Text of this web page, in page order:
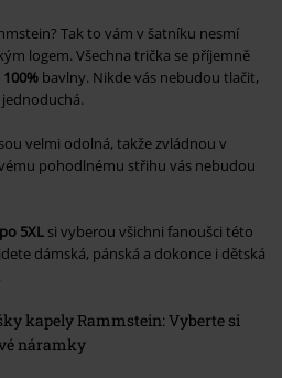
Tak to vám v šatníku nesmí
logem. Všechna trička se příjemně
bavlny. Nikde vás nebudou tlačit,
velmi odolná, takže zvládnou v
pohodlnému střihu vás nebudou
5XL si vyberou všichni fanoušci této
dámská, pánská a dokonce i dětská
kapely Rammstein: Vyberte si
náramky